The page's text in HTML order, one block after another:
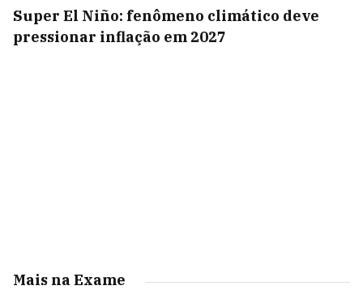
Super El Niño: fenômeno climático deve
pressionar inflação em 2027
Mais na Exame